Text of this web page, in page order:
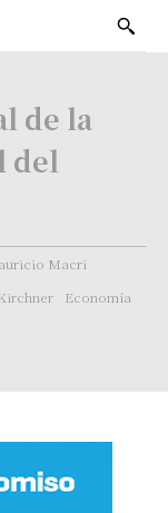
de la
del
Macri
Economía